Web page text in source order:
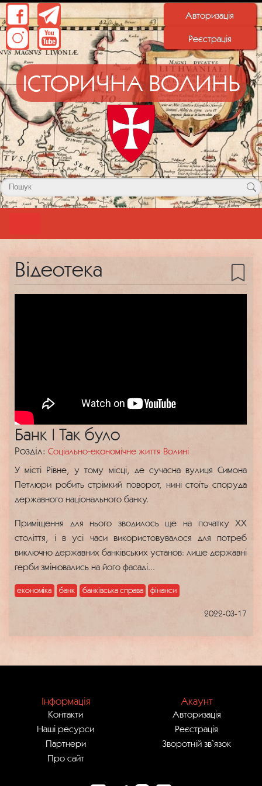
Авторизація
Реєстрація
ІСТОРИЧНА ВОЛИНЬ
Відеотека
Банк | Так було
Розділ: Соціально-економічне життя Волині
У місті Рівне, у тому місці, де сучасна вулиця Симона
Петлюри робить стрімкий поворот, нині стоїть споруда
державного національного банку.
Приміщення для нього зводилось ще на початку ХХ
століття, і в усі часи використовувалося для потреб
виключно державних банківських установ: лише державні
герби змінювались на його фасаді...
економіка банк банківська справа фінанси
2022-03-17
Інформація
Контакти
Наші ресурси
Партнери
Про сайт
Акаунт
Авторизація
Реєстрація
Зворотній зв`язок